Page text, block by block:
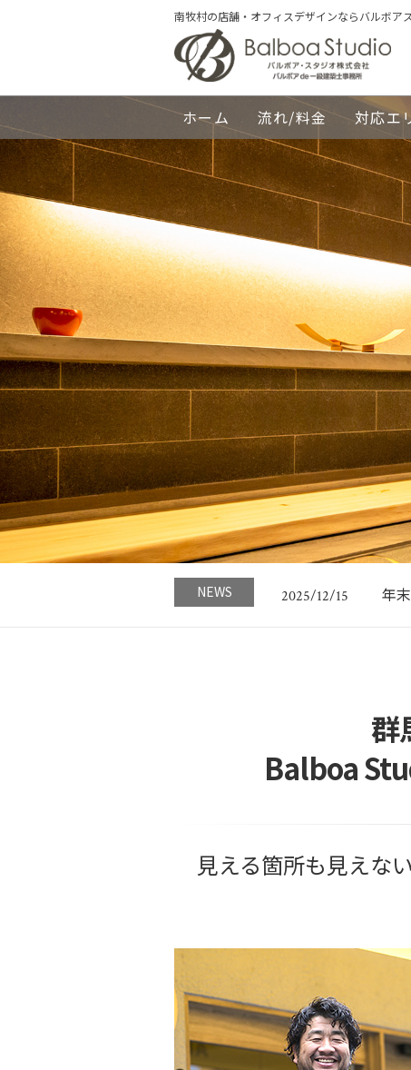
南牧村の店舗・オフィスデザインならバルボア
ホーム 流れ/料金 対応エ
NEWS
2023/05/18 名
2026/04/24
2025/12/15 年
群
Balboa
見える箇所も見えな